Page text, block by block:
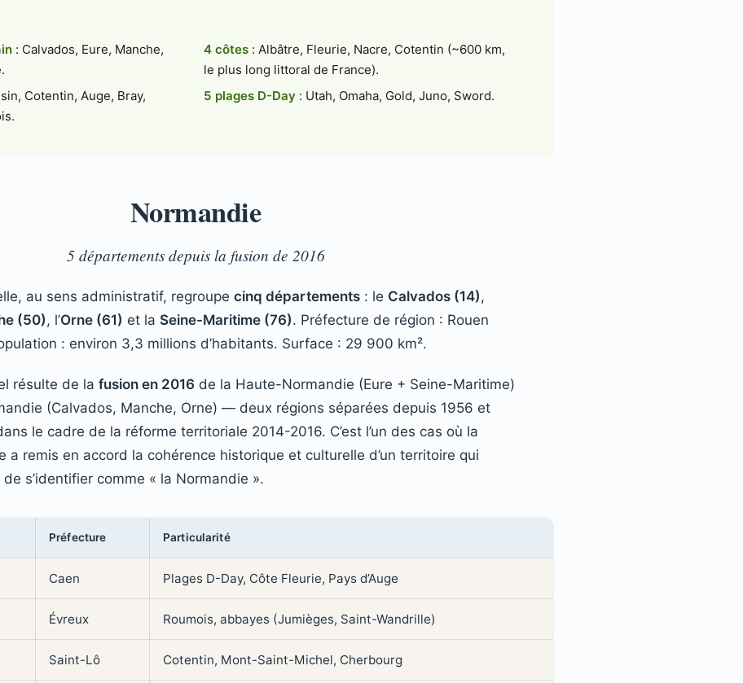
: Calvados, Eure, Manche,
Cotentin, Auge, Bray,
4 côtes: Albâtre, Fleurie, Nacre, Cotentin (~600 km,
le plus long littoral de France).
5 plages D-Day : Utah, Omaha, Gold, Juno, Sword.
Normandie
5 départements depuis la fusion de 2016
au sens administratif, regroupe cinq départements : le Calvados (14),
(50), l’Orne (61) et la Seine-Maritime (76). Préfecture de région : Rouen
: environ 3,3 millions d’habitants. Surface : 29 900 km².
résulte de la fusion en 2016 de la Haute-Normandie (Eure + Seine-Maritime)
(Calvados, Manche, Orne) — deux régions séparées depuis 1956 et
le cadre de la réforme territoriale 2014-2016. C’est l’un des cas où la
a remis en accord la cohérence historique et culturelle d’un territoire qui
de s’identifier comme « la Normandie ».
Préfecture Particularité
Caen Plages D-Day, Côte Fleurie, Pays d’Auge
Évreux Roumois, abbayes (Jumièges, Saint-Wandrille)
Saint-Lô Cotentin, Mont-Saint-Michel, Cherbourg